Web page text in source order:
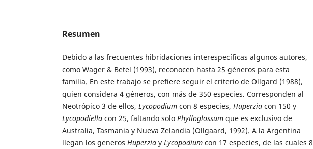
Resumen
Debido a las frecuentes hibridaciones interespecíficas algunos autores,
como Wager & Betel (1993), reconocen hasta 25 géneros para esta
familia. En este trabajo se prefiere seguir el criterio de Ollgard (1988),
quien considera 4 géneros, con más de 350 especies. Corresponden al
Neotrópico 3 de ellos, Lycopodium con 8 especies, Huperzia con 150 y
Lycopodiella con 25, faltando solo Phylloglossum que es exclusivo de
Australia, Tasmania y Nueva Zelandia (Ollgaard, 1992). A la Argentina
llegan los generos Huperzia y Lycopodium con 17 especies, de las cuales 8